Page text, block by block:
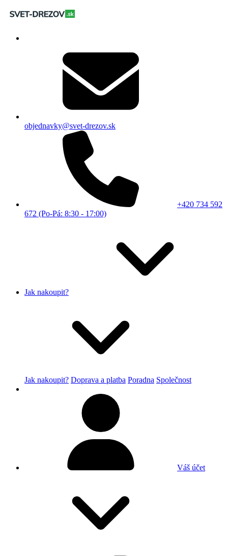
objednavky@svet-drezov.sk
+420 734 592
672 (Po-Pá: 8:30 - 17:00)
Jak nakoupit?
Jak nakoupit? Doprava a platba Poradna Společnost
Váš účet